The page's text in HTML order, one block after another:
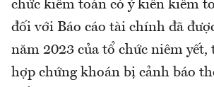
chức kiểm toán có ý kiến kiểm
đối với Báo cáo tài chính đã
năm 2023 của tổ chức niêm
hợp chứng khoán bị cảnh báo